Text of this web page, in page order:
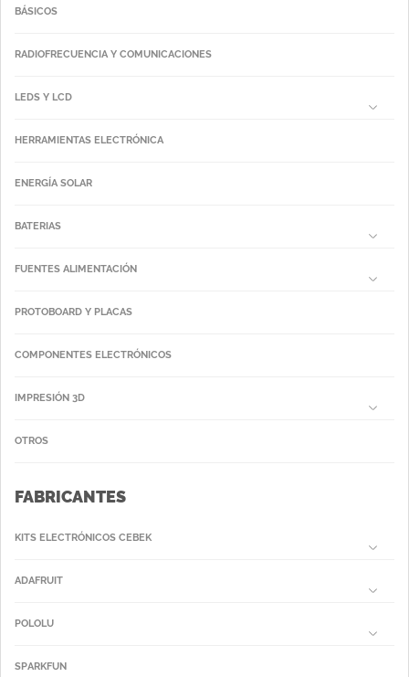
BÁSICOS
RADIOFRECUENCIA Y COMUNICACIONES
LEDS Y LCD
HERRAMIENTAS ELECTRÓNICA
ENERGÍA SOLAR
BATERIAS
FUENTES ALIMENTACIÓN
PROTOBOARD Y PLACAS
COMPONENTES ELECTRÓNICOS
IMPRESIÓN 3D
OTROS
FABRICANTES
KITS ELECTRÓNICOS CEBEK
ADAFRUIT
POLOLU
SPARKFUN